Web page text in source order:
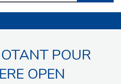
ET ELECTRONIQUES
VISIOPHONES
POUR
OPEN